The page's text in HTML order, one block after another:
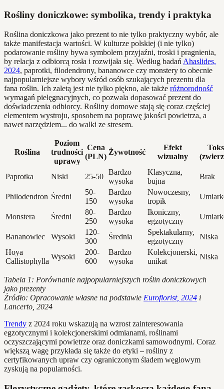
Rośliny doniczkowe: symbolika, trendy i praktyka
Roślina doniczkowa jako prezent to nie tylko praktyczny wybór, ale
także manifestacja wartości. W kulturze polskiej (i nie tylko)
podarowanie rośliny bywa symbolem przyjaźni, troski i pragnienia,
by relacja z odbiorcą rosła i rozwijała się. Według badań Ahaslides,
2024, paprotki, filodendrony, bananowce czy monstery to obecnie
najpopularniejsze wybory wśród osób szukających prezentu dla
fana roślin. Ich zaletą jest nie tylko piękno, ale także różnorodność
wymagań pielęgnacyjnych, co pozwala dopasować prezent do
doświadczenia odbiorcy. Rośliny domowe stają się coraz częściej
elementem wystroju, sposobem na poprawę jakości powietrza, a
nawet narzędziem... do walki ze stresem.
Roślina
Poziom
trudności
uprawy
Cena
(PLN)
Żywotność
Efekt
wizualny
Paprotka Niski 25-50
Bardzo
wysoka
Klasyczna,
bujna
Brak
Philodendron Średni
50-
150
Bardzo
wysoka
Nowoczesny,
tropik
Monstera Średni
80-
250
Bardzo
wysoka
Ikoniczny,
egzotyczny
Bananowiec Wysoki
120-
300
Średnia
Spektakularny,
egzotyczny
Niska
Hoya
Callistophylla
Wysoki
200-
600
Bardzo
wysoka
Kolekcjonerski,
unikat
Niska
Tabela 1: Porównanie najpopularniejszych roślin doniczkowych
jako prezenty
Źródło: Opracowanie własne na podstawie Euroflorist, 2024 i
Lancerto, 2024
Trendy z 2024 roku wskazują na wzrost zainteresowania
egzotycznymi i kolekcjonerskimi odmianami, roślinami
oczyszczającymi powietrze oraz doniczkami samowodnymi. Coraz
większą wagę przykłada się także do etyki – rośliny z
certyfikowanych upraw czy ograniczonym śladem węglowym
zyskują na popularności.